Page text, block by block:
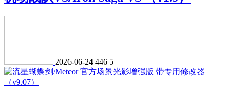
2026-06-24 446 5